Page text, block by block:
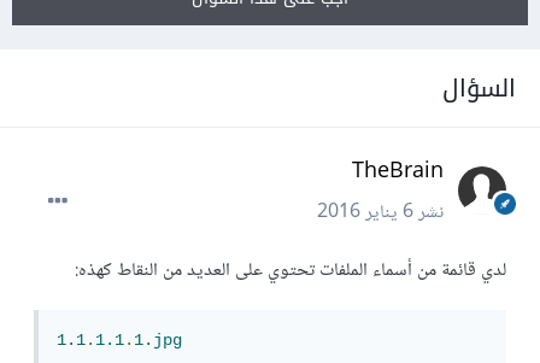
السؤال
TheBrain
نشر6 يناير 2016
لدي قائمة من أسماء الملفات تحتوي على العديد من النقاط كهذه:
1.1.1.1.1.jpg